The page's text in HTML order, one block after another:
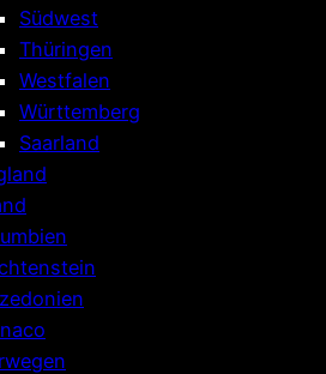
Südwest
Thüringen
Westfalen
Württemberg
Saarland